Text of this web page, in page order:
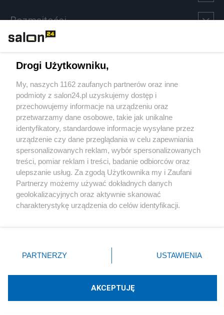
Rozmaitości
Sport
Społeczeństwo
Kultura
X Facebook Instagram Youtube
Technologię dostarcza:W3media.pl
Drogi Użytkowniku,
My, naszych 1162 zaufanych partnerów oraz inne
podmioty z salon24.pl uzyskujemy dostęp i
przechowujemy informacje na urządzeniu oraz
przetwarzamy dane osobowe, takie jak unikalne
identyfikatory, standardowe informacje wysyłane przez
urządzenie czy dane przeglądania w celu zapewniania
spersonalizowanych reklam, wybór spersonalizowanych
treści, pomiar reklam i treści, badanie odbiorców oraz
ulepszanie usług. Za zgodą Użytkownika my i Zaufani
Partnerzy możemy używać dokładnych danych
geolokalizacyjnych oraz aktywnie skanować
charakterystykę urządzenia do celów identyfikacji.
zmienić/wycofać klikając przycisk ustawień prywatności
znajdujący się w lewym dolnym rogu strony
rodzaje przetwarzania danych nie wymagają zgody
użytkownika, ale masz prawo sprzeciwić się takiemu
PARTNERZY USTAWIENIA
AKCEPTUJĘ